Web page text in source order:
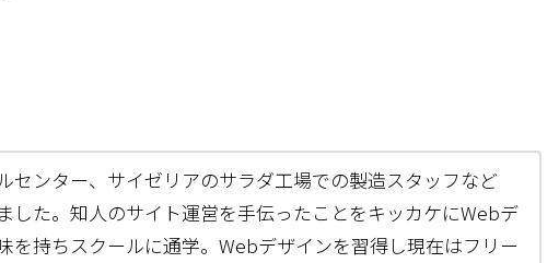
センター、サイゼリアのサラダ工場での製造スタッフなど
した。知人のサイト運営を手伝ったことをキッカケにWebデ
を持ちスクールに通学。Webデザインを習得し現在はフリー